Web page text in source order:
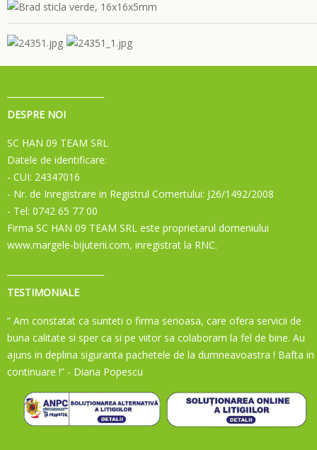
DESPRE NOI
SC HAN 09 TEAM SRL
Datele de identificare:
- CUI: 24347016
- Nr. de Inregistrare in Registrul Comertului: J26/1492/2008
- Tel: 0742 65 77 00
Firma SC HAN 09 TEAM SRL este proprietarul domeniului
www.margele-bijuterii.com, inregistrat la RNC.
TESTIMONIALE
“ Am constatat ca sunteti o firma serioasa, care ofera servicii de
buna calitate si sper ca si pe viitor sa colaboram la fel de bine. Au
ajuns in deplina siguranta pachetele de la dumneavoastra ! Bafta in
continuare !” - Diana Popescu